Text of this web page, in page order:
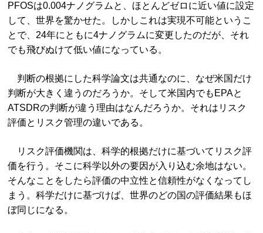
PFOSは0.004ナノグラムと、ほとんどゼロに近い値に設定
して、世界を驚かせた。しかしこれは実現不可能というこ
とで、24年にともに4ナノグラムに変更したのだが、それ
でも飛びぬけて低い値になっている。
判断の根拠にした科学論文は共通なのに、なぜ米国だけ
判断が大きく違うのだろうか。そして米国内でもEPAと
ATSDRの判断が違う理由はなんだろうか。それはリスク
評価とリスク管理の違いである。
リスク評価機関は、科学的根拠だけに基づいてリスク評
価を行う。そこに科学以外の要因が入り込む余地はない。
そんなことをしたら評価の中立性と信頼性がなくなってし
まう。科学だけに基づけば、世界のどの国の評価結果もほ
ぼ同じになる。